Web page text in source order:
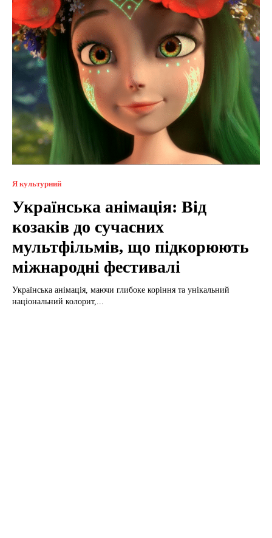
Я культурний
Українська анімація: Від
козаків до сучасних
мультфільмів, що підкорюють
міжнародні фестивалі
Українська анімація, маючи глибоке коріння та унікальний
національний колорит,...